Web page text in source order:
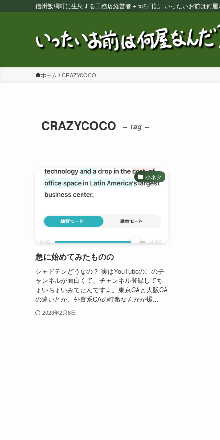
信州飯綱町に生息する工務店経営者＋αの日記 | いったいお前は何屋
ホーム CRAZYCOCO
CRAZYCOCO – tag –
小ネタ
急に始めてみたものの
シャドテンどうなの？ 実はYouTubeのこのチ
ャンネルが面白くて、チャンネル登録してち
ょいちょいみてたんですよ。東京CAと大阪CA
の違いとか、外資系CAの特徴なんかが爆...
2023年2月8日